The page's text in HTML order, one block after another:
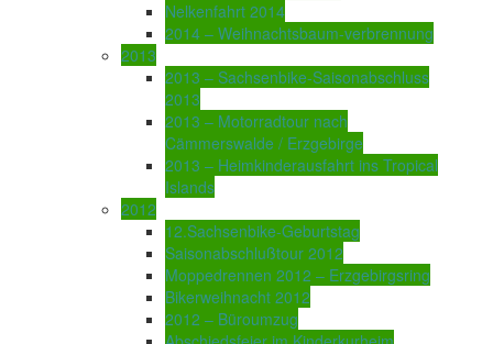
Nelkenfahrt 2014
2014 – Weihnachtsbaum-verbrennung
2013
2013 – Sachsenbike-Saisonabschluss
2013
2013 – Motorradtour nach
Cämmerswalde / Erzgebirge
2013 – Heimkinderausfahrt ins Tropical
Islands
2012
12.Sachsenbike-Geburtstag
Saisonabschlußtour 2012
Moppedrennen 2012 – Erzgebirgsring
Bikerweihnacht 2012
2012 – Büroumzug